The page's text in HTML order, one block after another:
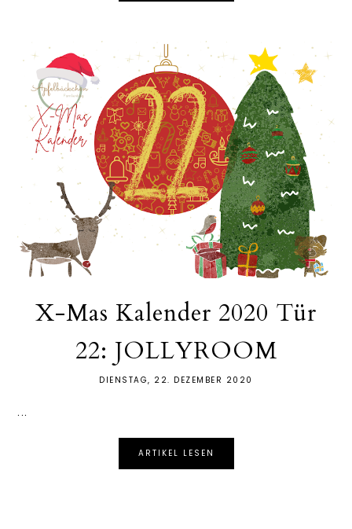
X-Mas Kalender 2020 Tür
22: JOLLYROOM
DIENSTAG, 22. DEZEMBER 2020
...
ARTIKEL LESEN